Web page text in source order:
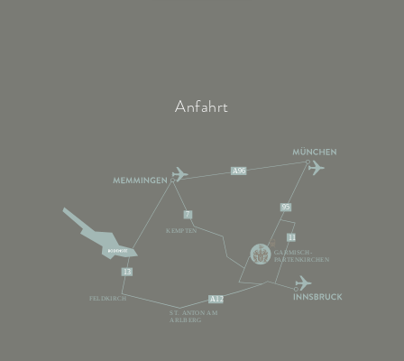
Anfahrt
A96
95
11
7
A12
13
KEMPTEN
ST. ANTON AM
ARLBERG
FELDKIRCH
GARMISCH-
PARTENKIRCHEN